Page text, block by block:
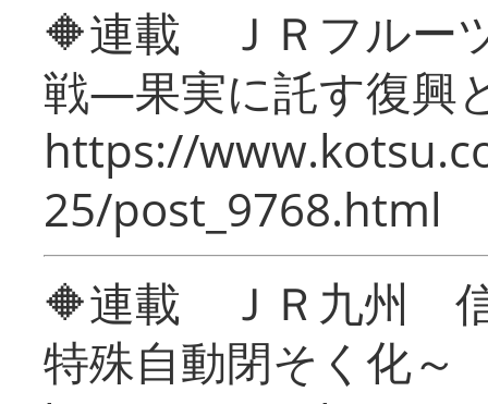
🔶連載 ＪＲフルー
戦―果実に託す復興
https://
25/post_9768.html
🔶連載 ＪＲ九州 信
特殊自動閉そく化～